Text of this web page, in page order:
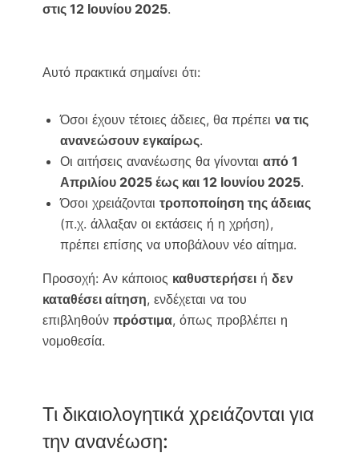
στις 12 Ιουνίου 2025.
Αυτό πρακτικά σημαίνει ότι:
Όσοι έχουν τέτοιες άδειες, θα πρέπεινα τις
ανανεώσουν εγκαίρως.
Οι αιτήσεις ανανέωσης θα γίνονταιαπό 1
Απριλίου 2025 έως και 12 Ιουνίου 2025.
Όσοι χρειάζονταιτροποποίηση της άδειας
(π.χ. άλλαξαν οι εκτάσεις ή η χρήση),
πρέπει επίσης να υποβάλουν νέο αίτημα.
Προσοχή: Αν κάποιος καθυστερήσει ήδεν
καταθέσει αίτηση, ενδέχεται να του
επιβληθούνπρόστιμα, όπως προβλέπει η
νομοθεσία.
Τι δικαιολογητικά χρειάζονται για
την ανανέωση: